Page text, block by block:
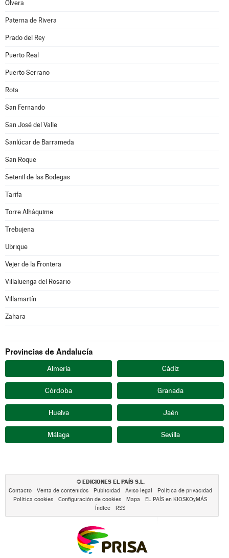
Olvera
Paterna de Rivera
Prado del Rey
Puerto Real
Puerto Serrano
Rota
San Fernando
San José del Valle
Sanlúcar de Barrameda
San Roque
Setenil de las Bodegas
Tarifa
Torre Alháquime
Trebujena
Ubrique
Vejer de la Frontera
Villaluenga del Rosario
Villamartín
Zahara
Provincias de Andalucía
Almería Cádiz
Córdoba Granada
Huelva Jaén
Málaga Sevilla
© EDICIONES EL PAÍS S.L.
Contacto Venta de contenidos Publicidad Aviso legal
Política de privacidad
Política cookies
Configuración de cookies Mapa
EL PAÍS en KIOSKOyMÁS
Índice
RSS